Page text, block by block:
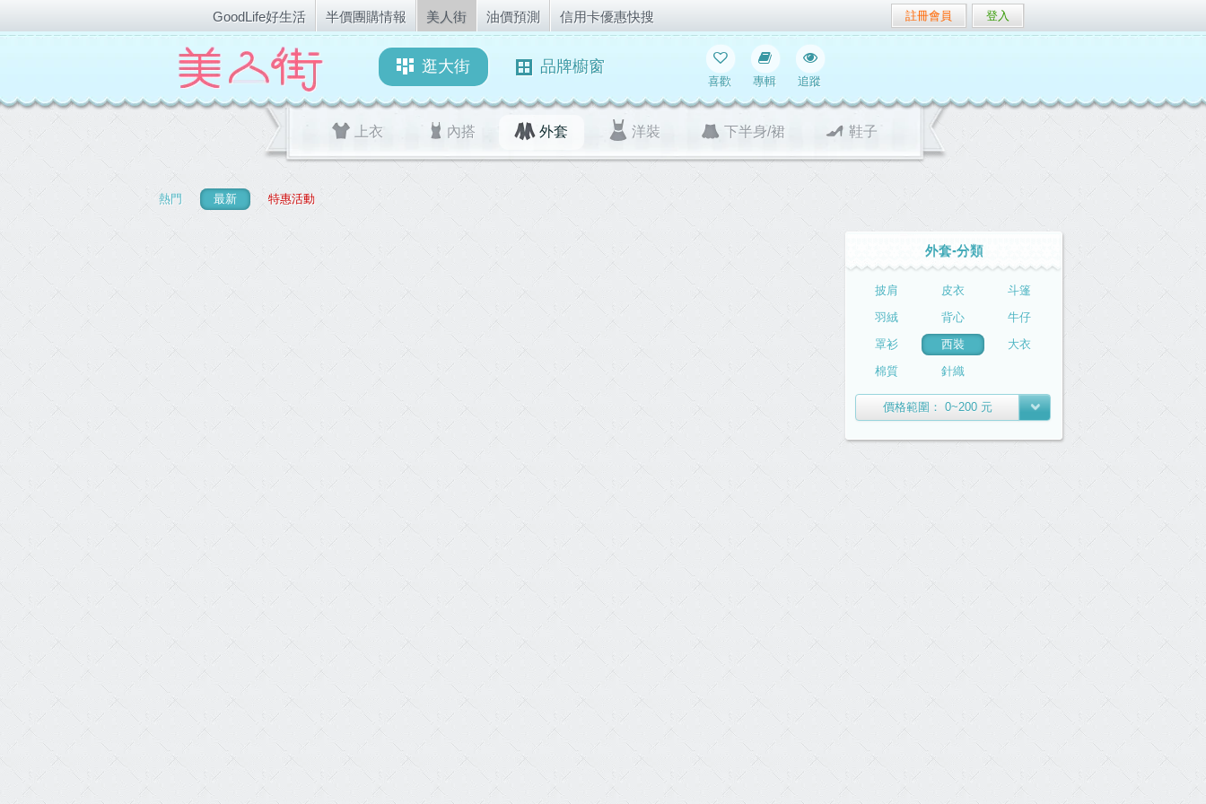
GoodLife好生活 半價團購情報 美人街 油價預測 信用卡優惠快搜 註冊會員 登入
逛大街 品牌櫥窗
喜歡 專輯 追蹤
上衣 內搭 外套 洋裝 下半身/裙 鞋子
熱門 最新 特惠活動
外套-分類
披肩 皮衣
斗篷
羽絨
背心
牛仔
罩衫
西裝
大衣
棉質
針織
價格範圍： 0~200 元